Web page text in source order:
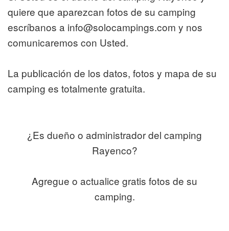
quiere que aparezcan fotos de su camping
escríbanos a info@solocampings.com y nos
comunicaremos con Usted.
La publicación de los datos, fotos y mapa de su
camping es totalmente gratuita.
¿Es dueño o administrador del camping
Rayenco?
Agregue o actualice gratis fotos de su
camping.